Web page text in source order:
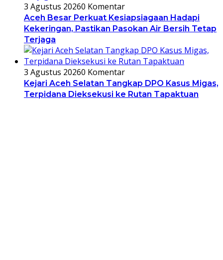
3 Agustus 20260 Komentar
Aceh Besar Perkuat Kesiapsiagaan Hadapi
Kekeringan, Pastikan Pasokan Air Bersih Tetap
Terjaga
3 Agustus 20260 Komentar
Kejari Aceh Selatan Tangkap DPO Kasus Migas,
Terpidana Dieksekusi ke Rutan Tapaktuan